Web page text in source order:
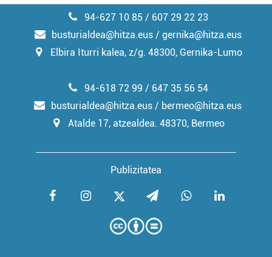
94-627 10 85 / 607 29 22 23
busturialdea@hitza.eus / gernika@hitza.eus
Elbira Iturri kalea, z/g. 48300, Gernika-Lumo
Publizitatea
94-618 72 99 / 647 35 56 54
busturialdea@hitza.eus / bermeo@hitza.eus
Atalde 17, atzealdea. 48370, Bermeo